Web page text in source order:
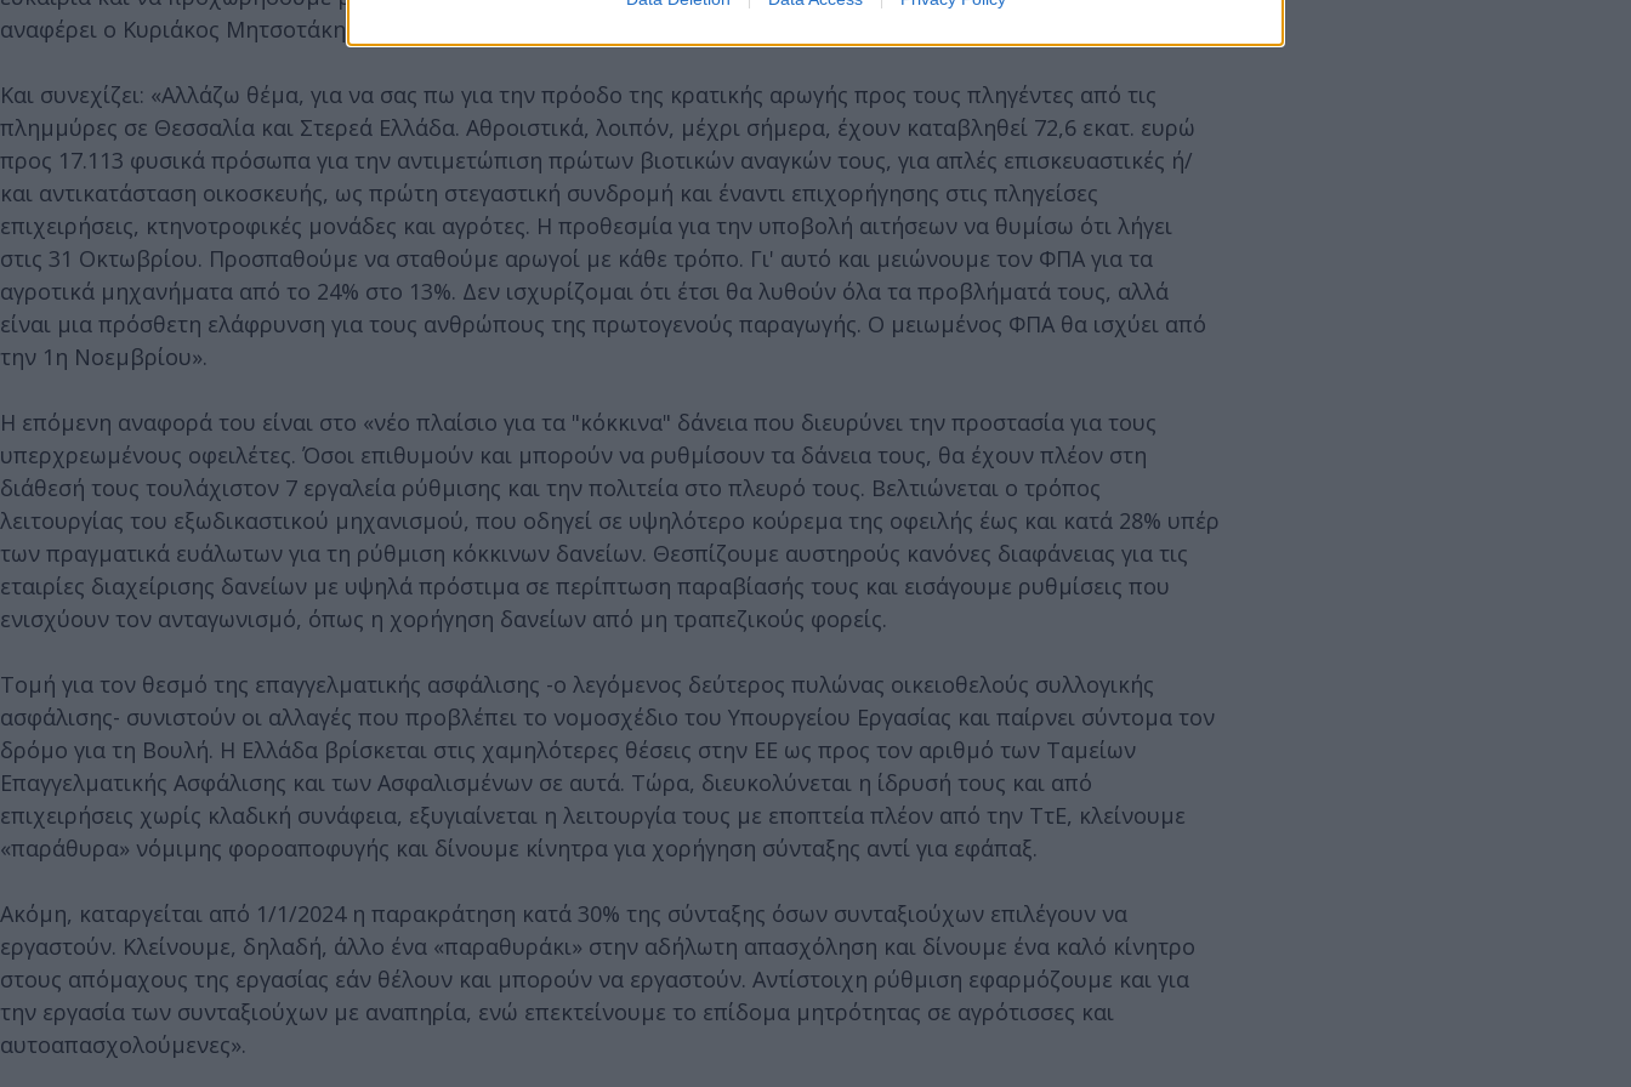
αναφέρει ο Κυριάκος Μητσοτάκης ξεκινώντας τον εβδομαδιαίο απολογισμό του κυβερνητικού έργου.
Και συνεχίζει: «Αλλάζω θέμα, για να σας πω για την πρόοδο της κρατικής αρωγής προς τους πληγέντες από τις
πλημμύρες σε Θεσσαλία και Στερεά Ελλάδα. Αθροιστικά, λοιπόν, μέχρι σήμερα, έχουν καταβληθεί 72,6 εκατ. ευρώ
προς 17.113 φυσικά πρόσωπα για την αντιμετώπιση πρώτων βιοτικών αναγκών τους, για απλές επισκευαστικές ή/
και αντικατάσταση οικοσκευής, ως πρώτη στεγαστική συνδρομή και έναντι επιχορήγησης στις πληγείσες
επιχειρήσεις, κτηνοτροφικές μονάδες και αγρότες. Η προθεσμία για την υποβολή αιτήσεων να θυμίσω ότι λήγει
στις 31 Οκτωβρίου. Προσπαθούμε να σταθούμε αρωγοί με κάθε τρόπο. Γι' αυτό και μειώνουμε τον ΦΠΑ για τα
αγροτικά μηχανήματα από το 24% στο 13%. Δεν ισχυρίζομαι ότι έτσι θα λυθούν όλα τα προβλήματά τους, αλλά
είναι μια πρόσθετη ελάφρυνση για τους ανθρώπους της πρωτογενούς παραγωγής. Ο μειωμένος ΦΠΑ θα ισχύει από
την 1η Νοεμβρίου».
Η επόμενη αναφορά του είναι στο «νέο πλαίσιο για τα "κόκκινα" δάνεια που διευρύνει την προστασία για τους
υπερχρεωμένους οφειλέτες. Όσοι επιθυμούν και μπορούν να ρυθμίσουν τα δάνεια τους, θα έχουν πλέον στη
διάθεσή τους τουλάχιστον 7 εργαλεία ρύθμισης και την πολιτεία στο πλευρό τους. Βελτιώνεται ο τρόπος
λειτουργίας του εξωδικαστικού μηχανισμού, που οδηγεί σε υψηλότερο κούρεμα της οφειλής έως και κατά 28% υπέρ
των πραγματικά ευάλωτων για τη ρύθμιση κόκκινων δανείων. Θεσπίζουμε αυστηρούς κανόνες διαφάνειας για τις
εταιρίες διαχείρισης δανείων με υψηλά πρόστιμα σε περίπτωση παραβίασής τους και εισάγουμε ρυθμίσεις που
ενισχύουν τον ανταγωνισμό, όπως η χορήγηση δανείων από μη τραπεζικούς φορείς.
Τομή για τον θεσμό της επαγγελματικής ασφάλισης -ο λεγόμενος δεύτερος πυλώνας οικειοθελούς συλλογικής
ασφάλισης- συνιστούν οι αλλαγές που προβλέπει το νομοσχέδιο του Υπουργείου Εργασίας και παίρνει σύντομα τον
δρόμο για τη Βουλή. Η Ελλάδα βρίσκεται στις χαμηλότερες θέσεις στην ΕΕ ως προς τον αριθμό των Ταμείων
Επαγγελματικής Ασφάλισης και των Ασφαλισμένων σε αυτά. Τώρα, διευκολύνεται η ίδρυσή τους και από
επιχειρήσεις χωρίς κλαδική συνάφεια, εξυγιαίνεται η λειτουργία τους με εποπτεία πλέον από την ΤτΕ, κλείνουμε
«παράθυρα» νόμιμης φοροαποφυγής και δίνουμε κίνητρα για χορήγηση σύνταξης αντί για εφάπαξ.
Ακόμη, καταργείται από 1/1/2024 η παρακράτηση κατά 30% της σύνταξης όσων συνταξιούχων επιλέγουν να
εργαστούν. Κλείνουμε, δηλαδή, άλλο ένα «παραθυράκι» στην αδήλωτη απασχόληση και δίνουμε ένα καλό κίνητρο
στους απόμαχους της εργασίας εάν θέλουν και μπορούν να εργαστούν. Αντίστοιχη ρύθμιση εφαρμόζουμε και για
την εργασία των συνταξιούχων με αναπηρία, ενώ επεκτείνουμε το επίδομα μητρότητας σε αγρότισσες και
αυτοαπασχολούμενες».